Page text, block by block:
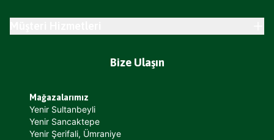
Bize Ulaşın
Mağazalarımız
Yenir Sultanbeyli
Yenir Sancaktepe
Yenir Şerifali, Ümraniye